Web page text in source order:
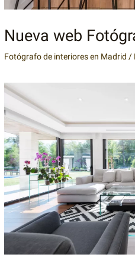
Nueva web
Fotógrafo de interiores en Madrid /